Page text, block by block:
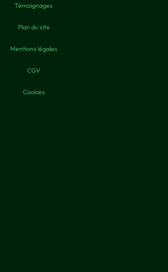
Témoignages
Plan du site
Mentions légales
CGV
Cookies